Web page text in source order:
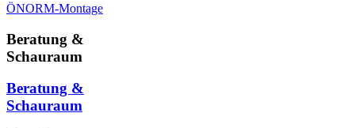
ÖNORM-Montage
Beratung &
Schauraum
Beratung &
Schauraum